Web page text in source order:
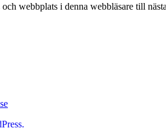
webbplats i denna webbläsare till